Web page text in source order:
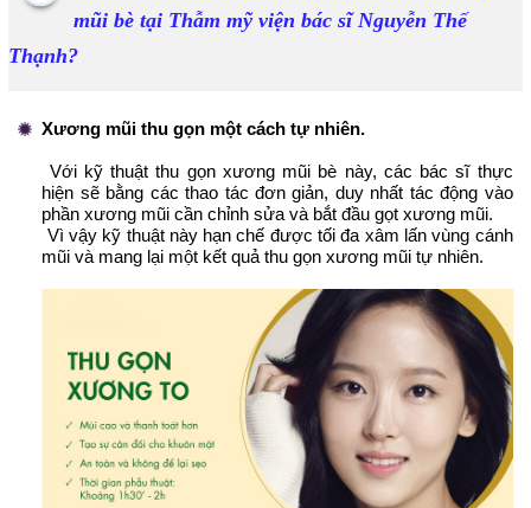
mũi bè tại Thẫm mỹ viện bác sĩ Nguyễn Thế
Thạnh?
Xương mũi thu gọn một cách tự nhiên.
Với kỹ thuật thu gọn xương mũi bè này, các bác sĩ thực
hiện sẽ bằng các thao tác đơn giản, duy nhất tác động vào
phần xương mũi cần chỉnh sửa và bắt đầu gọt xương mũi.
Vì vậy kỹ thuật này hạn chế được tối đa xâm lấn vùng cánh
mũi và mang lại một kết quả thu gọn xương mũi tự nhiên.